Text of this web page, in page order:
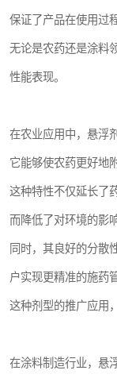
保证了产品在使用过
无论是农药还是涂料
性能表现。
在农业应用中，悬浮
它能够使农药更好地
这种特性不仅延长了
而降低了对环境的影响
同时，其良好的分散
户实现更精准的施药
这种剂型的推广应用
在涂料制造行业，悬